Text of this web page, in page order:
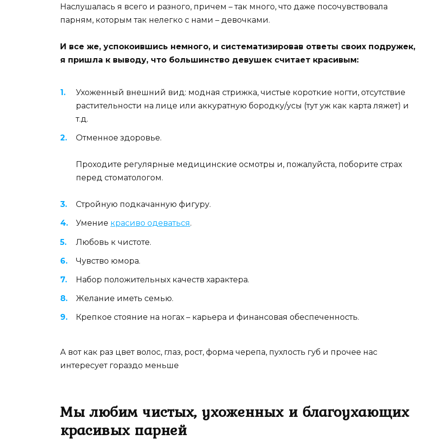
Наслушалась я всего и разного, причем – так много, что даже посочувствовала
парням, которым так нелегко с нами – девочками.
И все же, успокоившись немного, и систематизировав ответы своих подружек,
я пришла к выводу, что большинство девушек считает красивым:
Ухоженный внешний вид: модная стрижка, чистые короткие ногти, отсутствие
растительности на лице или аккуратную бородку/усы (тут уж как карта ляжет) и
т.д.
Отменное здоровье.
Проходите регулярные медицинские осмотры и, пожалуйста, поборите страх
перед стоматологом.
Стройную подкачанную фигуру.
Умение красиво одеваться.
Любовь к чистоте.
Чувство юмора.
Набор положительных качеств характера.
Желание иметь семью.
Крепкое стояние на ногах – карьера и финансовая обеспеченность.
А вот как раз цвет волос, глаз, рост, форма черепа, пухлость губ и прочее нас
интересует гораздо меньше
Мы любим чистых, ухоженных и благоухающих
красивых парней